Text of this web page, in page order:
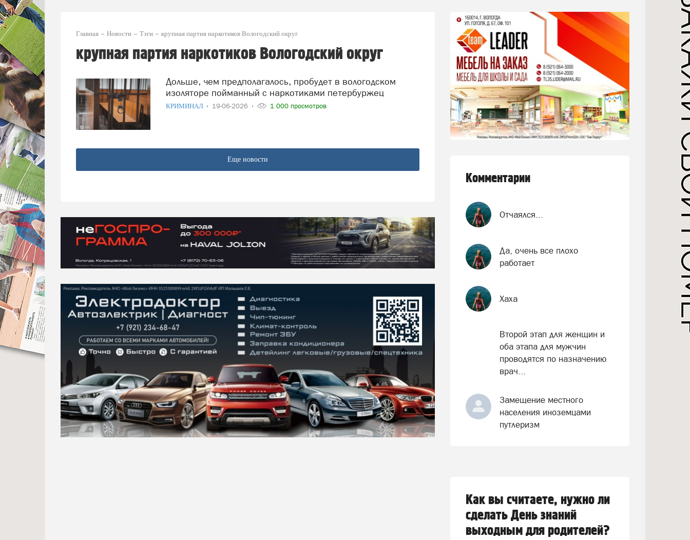
Главная Новости Тэги крупная партия наркотиков Вологодский округ
крупная партия наркотиков Вологодский округ
Дольше, чем предполагалось, пробудет в вологодском
изоляторе пойманный с наркотиками петербуржец
КРИМИНАЛ 19-06-2026 1 000 просмотров
Еще новости
Комментарии
Отчаялся...
Да, очень все плохо
работает
Хаха
Второй этап для женщин и
оба этапа для мужчин
проводятся по назначению
врач...
Замещение местного
населения иноземцами
путлеризм
Как вы считаете, нужно ли
сделать День знаний
выходным для родителей?